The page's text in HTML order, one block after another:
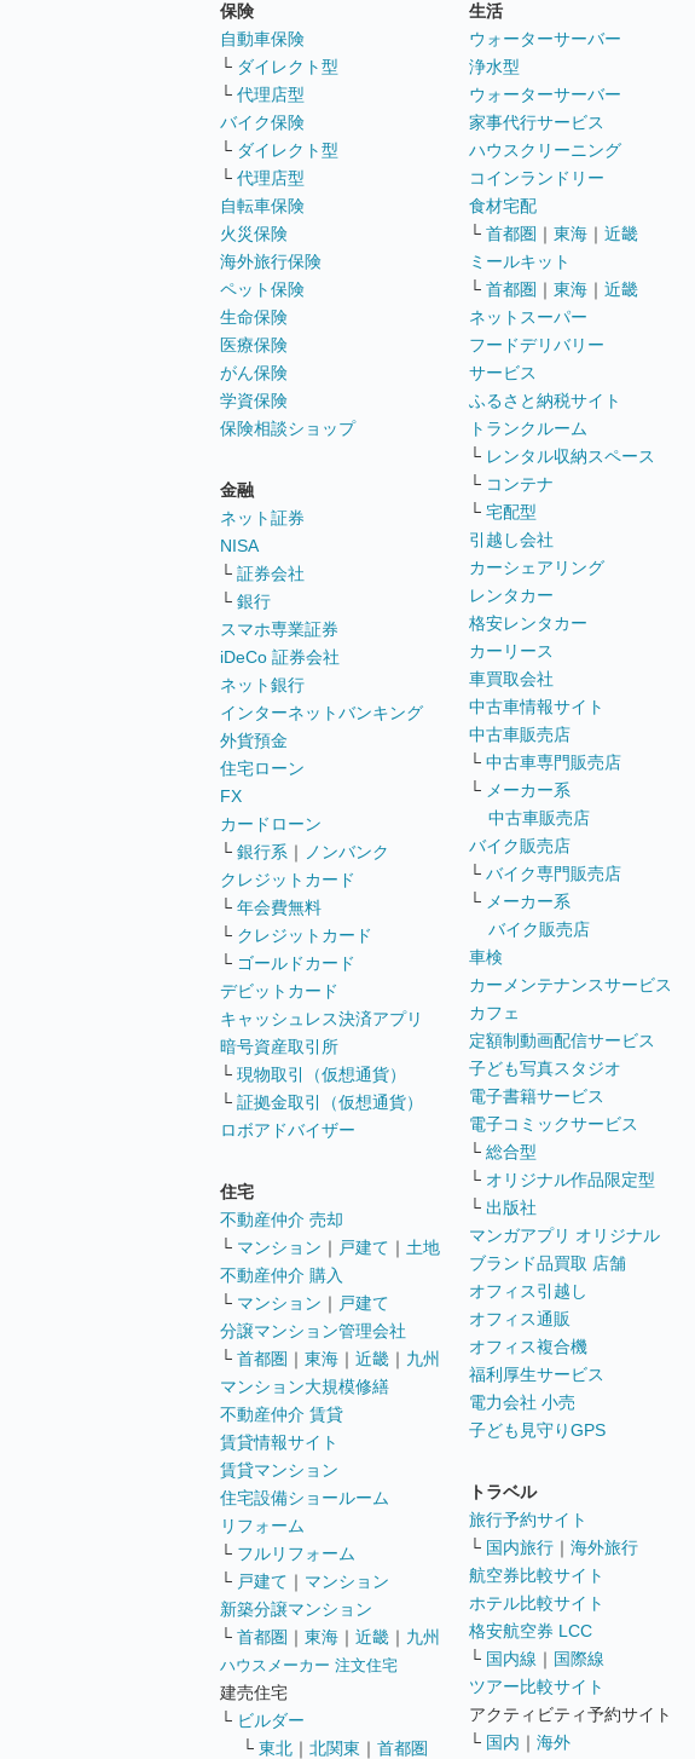
保険
自動車保険
└ ダイレクト型
└ 代理店型
バイク保険
└ ダイレクト型
└ 代理店型
自転車保険
火災保険
海外旅行保険
ペット保険
生命保険
医療保険
がん保険
学資保険
保険相談ショップ
金融
ネット証券
NISA
└ 証券会社
└ 銀行
スマホ専業証券
iDeCo 証券会社
ネット銀行
インターネットバンキング
外貨預金
住宅ローン
FX
カードローン
└ 銀行系 ｜
ノンバンク
クレジットカード
└ 年会費無料
└ クレジットカード
└ ゴールドカード
デビットカード
キャッシュレス決済アプリ
暗号資産取引所
└ 現物取引（仮想通貨）
└ 証拠金取引（仮想通貨）
ロボアドバイザー
住宅
不動産仲介 売却
└ マンション ｜ 戸建て ｜ 土地
不動産仲介 購入
└ マンション ｜ 戸建て
分譲マンション管理会社
└ 首都圏 ｜ 東海 ｜ 近畿 ｜ 九州
マンション大規模修繕
不動産仲介 賃貸
賃貸情報サイト
賃貸マンション
住宅設備ショールーム
リフォーム
└ フルリフォーム
└ 戸建て ｜ マンション
新築分譲マンション
└ 首都圏 ｜ 東海 ｜ 近畿 ｜ 九州
ハウスメーカー 注文住宅
建売住宅
└ ビルダー
└ 東北 ｜ 北関東 ｜ 首都圏
生活
ウォーターサーバー
浄水型
ウォーターサーバー
家事代行サービス
ハウスクリーニング
コインランドリー
食材宅配
└ 首都圏 ｜ 東海 ｜ 近畿
ミールキット
└ 首都圏 ｜ 東海 ｜ 近畿
ネットスーパー
フードデリバリー
サービス
ふるさと納税サイト
トランクルーム
└ レンタル収納スペース
└ コンテナ
└ 宅配型
引越し会社
カーシェアリング
レンタカー
格安レンタカー
カーリース
車買取会社
中古車情報サイト
中古車販売店
└ 中古車専門販売店
└ メーカー系
中古車販売店
バイク販売店
└ バイク専門販売店
└ メーカー系
バイク販売店
車検
カーメンテナンスサービス
カフェ
定額制動画配信サービス
子ども写真スタジオ
電子書籍サービス
電子コミックサービス
└ 総合型
└ オリジナル作品限定型
└ 出版社
マンガアプリ オリジナル
ブランド品買取 店舗
オフィス引越し
オフィス通販
オフィス複合機
福利厚生サービス
電力会社 小売
子ども見守りGPS
トラベル
旅行予約サイト
└ 国内旅行 ｜ 海外旅行
航空券比較サイト
ホテル比較サイト
格安航空券 LCC
└ 国内線 ｜ 国際線
ツアー比較サイト
アクティビティ予約サイト
└ 国内 ｜ 海外